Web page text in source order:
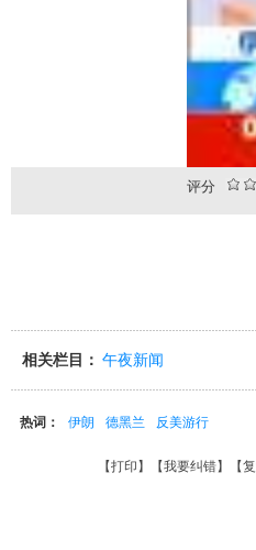
评分
相关栏目： 午夜新闻
热词： 伊朗 德黑兰 反美游行
【打印 】【我要纠错】【